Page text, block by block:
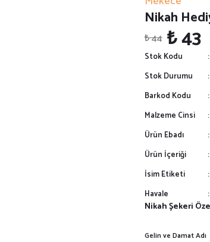
Nikah
₺ 44 ₺ 43
Stok Kodu
Stok Durumu
Barkod Kodu
Malzeme Cinsi
Ürün Ebadı
Ürün İçeriği
İsim Etiketi
Havale
Nikah Şekeri
Gelin ve Damat Adı